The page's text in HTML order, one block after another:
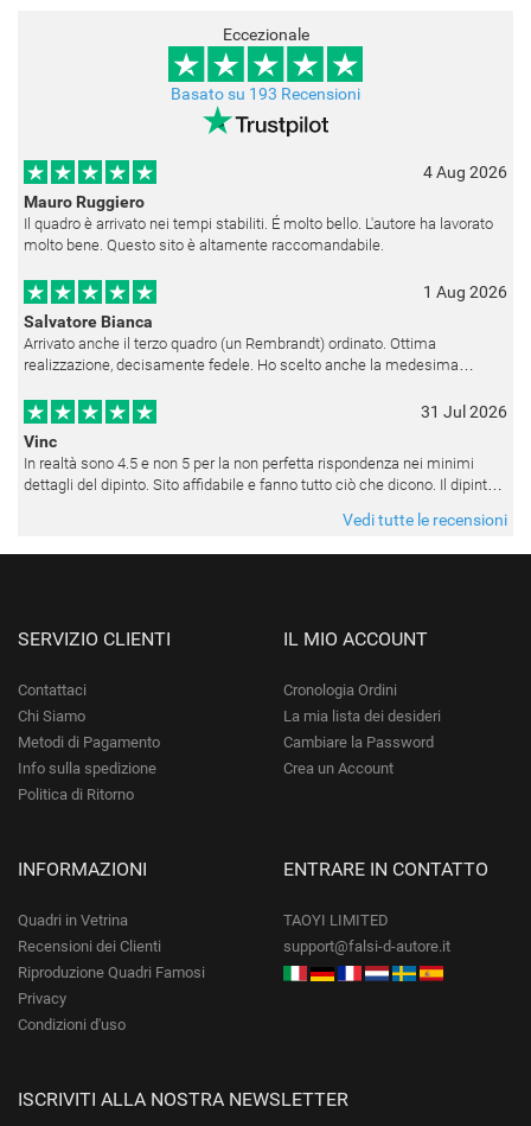
Eccezionale
Basato su 193 Recensioni
4 Aug 2026
Mauro Ruggiero
Il quadro è arrivato nei tempi stabiliti. É molto bello. L'autore ha lavorato
molto bene. Questo sito è altamente raccomandabile.
1 Aug 2026
Salvatore Bianca
Arrivato anche il terzo quadro (un Rembrandt) ordinato. Ottima
realizzazione, decisamente fedele. Ho scelto anche la medesima
appesi
31 Jul 2026
Vinc
In realtà sono 4.5 e non 5 per la non perfetta rispondenza nei minimi
dettagli del dipinto. Sito affidabile e fanno tutto ciò che dicono. Il dipinto,
Vedi tutte le recensioni
SERVIZIO CLIENTI
Contattaci
Chi Siamo
Metodi di Pagamento
Info sulla spedizione
Politica di Ritorno
IL MIO ACCOUNT
Cronologia Ordini
La mia lista dei desideri
Cambiare la Password
Crea un Account
INFORMAZIONI
Quadri in Vetrina
Recensioni dei Clienti
Riproduzione Quadri Famosi
Privacy
Condizioni d'uso
ENTRARE IN CONTATTO
TAOYI LIMITED
support@falsi-d-autore.it
ISCRIVITI ALLA NOSTRA NEWSLETTER